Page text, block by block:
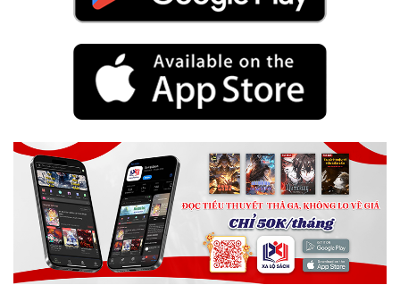
Học Đường
Khoa Huyễn
Khoa Huyễn Không Gian
Kinh Dị